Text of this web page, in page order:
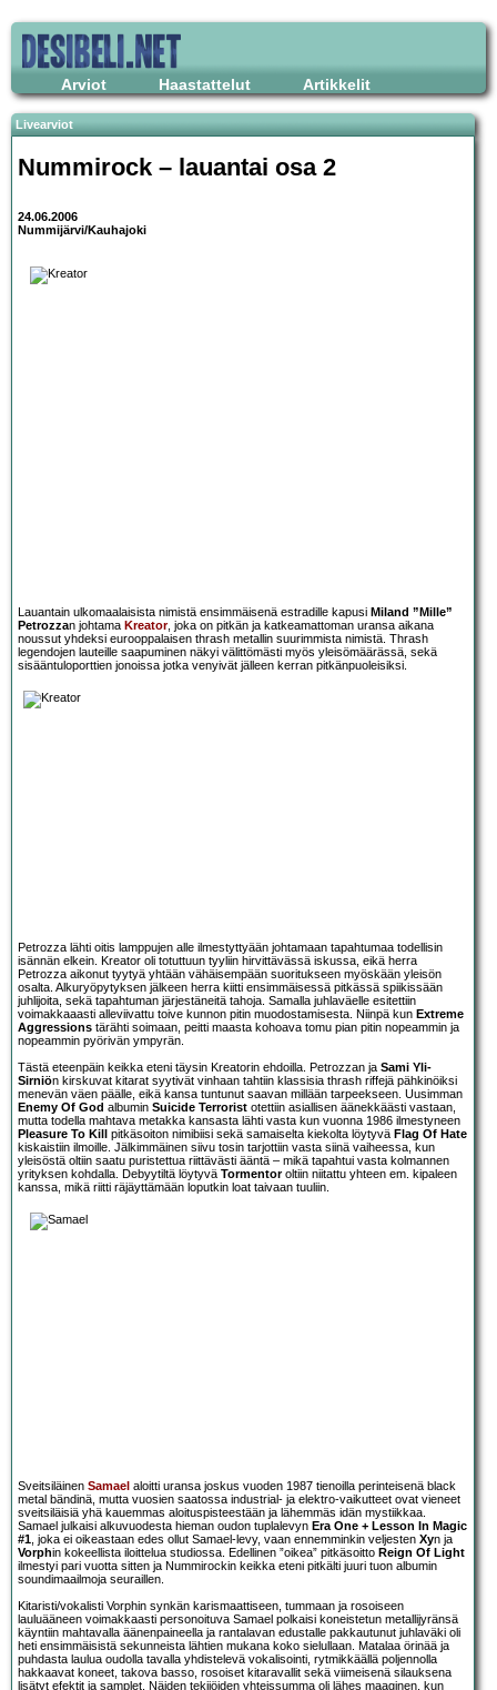
Arviot Haastattelut Artikkelit
Livearviot
Nummirock – lauantai osa 2
24.06.2006
Nummijärvi/Kauhajoki
Lauantain ulkomaalaisista nimistä ensimmäisenä estradille kapusi Miland ”Mille”
Petrozzan johtama Kreator, joka on pitkän ja katkeamattoman uransa aikana
noussut yhdeksi eurooppalaisen thrash metallin suurimmista nimistä. Thrash
legendojen lauteille saapuminen näkyi välittömästi myös yleisömäärässä, sekä
sisääntuloporttien jonoissa jotka venyivät jälleen kerran pitkänpuoleisiksi.
Petrozza lähti oitis lamppujen alle ilmestyttyään johtamaan tapahtumaa todellisin
isännän elkein. Kreator oli totuttuun tyyliin hirvittävässä iskussa, eikä herra
Petrozza aikonut tyytyä yhtään vähäisempään suoritukseen myöskään yleisön
osalta. Alkuryöpytyksen jälkeen herra kiitti ensimmäisessä pitkässä spiikissään
juhlijoita, sekä tapahtuman järjestäneitä tahoja. Samalla juhlaväelle esitettiin
voimakkaaasti alleviivattu toive kunnon pitin muodostamisesta. Niinpä kun Extreme
Aggressions tärähti soimaan, peitti maasta kohoava tomu pian pitin nopeammin ja
nopeammin pyörivän ympyrän.
Tästä eteenpäin keikka eteni täysin Kreatorin ehdoilla. Petrozzan ja Sami Yli-
Sirniön kirskuvat kitarat syytivät vinhaan tahtiin klassisia thrash riffejä pähkinöiksi
menevän väen päälle, eikä kansa tuntunut saavan millään tarpeekseen. Uusimman
Enemy Of God albumin Suicide Terrorist otettiin asiallisen äänekkäästi vastaan,
mutta todella mahtava metakka kansasta lähti vasta kun vuonna 1986 ilmestyneen
Pleasure To Kill
pitkäsoiton nimibiisi sekä samaiselta kiekolta löytyvä Flag Of Hate
kiskaistiin ilmoille. Jälkimmäinen siivu tosin tarjottiin vasta siinä vaiheessa, kun
yleisöstä oltiin saatu puristettua riittävästi ääntä – mikä tapahtui vasta kolmannen
yrityksen kohdalla. Debyytiltä löytyvä Tormentoroltiin niitattu yhteen em. kipaleen
kanssa, mikä riitti räjäyttämään loputkin loat taivaan tuuliin.
Sveitsiläinen Samael aloitti uransa joskus vuoden 1987 tienoilla perinteisenä black
metal bändinä, mutta vuosien saatossa industrial- ja elektro-vaikutteet ovat vieneet
sveitsiläisiä yhä kauemmas aloituspisteestään ja lähemmäs idän mystiikkaa.
Samael julkaisi alkuvuodesta hieman oudon tuplalevyn Era One + Lesson In Magic
#1, joka ei oikeastaan edes ollut Samael-levy, vaan ennemminkin veljesten Xyn ja
Vorphin kokeellista iloittelua studiossa. Edellinen ”oikea” pitkäsoitto Reign Of Light
ilmestyi pari vuotta sitten ja Nummirockin keikka eteni pitkälti juuri tuon albumin
soundimaailmoja seuraillen.
Kitaristi/vokalisti Vorphin synkän karismaattiseen, tummaan ja rosoiseen
lauluääneen voimakkaasti personoituva Samael polkaisi koneistetun metallijyränsä
käyntiin mahtavalla äänenpaineella ja rantalavan edustalle pakkautunut juhlaväki oli
heti ensimmäisistä sekunneista lähtien mukana koko sielullaan. Matalaa örinää ja
puhdasta laulua oudolla tavalla yhdistelevä vokalisointi, rytmikkäällä poljennolla
hakkaavat koneet, takova basso, rosoiset kitaravallit sekä viimeisenä silauksena
lisätyt efektit ja samplet. Näiden tekijöiden yhteissumma oli lähes maaginen, kun